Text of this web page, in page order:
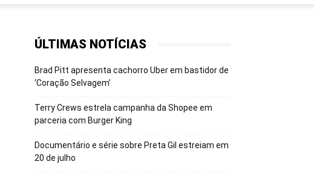
ÚLTIMAS NOTÍCIAS
Brad Pitt apresenta cachorro Uber em bastidor de
‘Coração Selvagem’
Terry Crews estrela campanha da Shopee em
parceria com Burger King
Documentário e série sobre Preta Gil estreiam em
20 de julho